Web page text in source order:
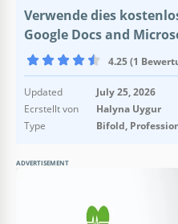
Verwende dies
Google Docs and
4.25 (1
Updated
July 25, 2026
Ecrstellt von
Halyna Uygur
Type
Bifold,
ADVERTISEMENT